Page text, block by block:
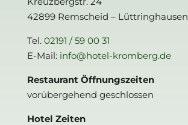
42899 Remscheid – Lüttringhausen
Tel. 02191 / 59 00 31
E-Mail: info@hotel-kromberg.de
Restaurant Öffnungszeiten
vorübergehend geschlossen
Hotel Zeiten